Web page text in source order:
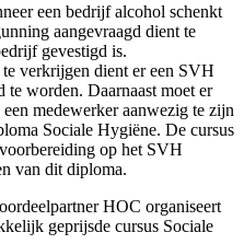
een bedrijf alcohol schenkt
aangevraagd dient te
gevestigd is.
verkrijgen dient er een SVH
worden. Daarnaast moet er
medewerker aanwezig te zijn
Sociale Hygiëne. De cursus
op het SVH
van dit diploma.
HOC organiseert
geprijsde cursus Sociale